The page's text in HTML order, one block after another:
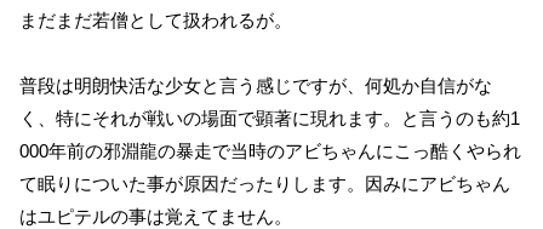
まだまだ若僧として扱われるが。
普段は明朗快活な少女と言う感じですが、何処か自信がな
く、特にそれが戦いの場面で顕著に現れます。と言うのも約1
000年前の邪淵龍の暴走で当時のアビちゃんにこっ酷くやられ
て眠りについた事が原因だったりします。因みにアビちゃん
はユピテルの事は覚えてません。